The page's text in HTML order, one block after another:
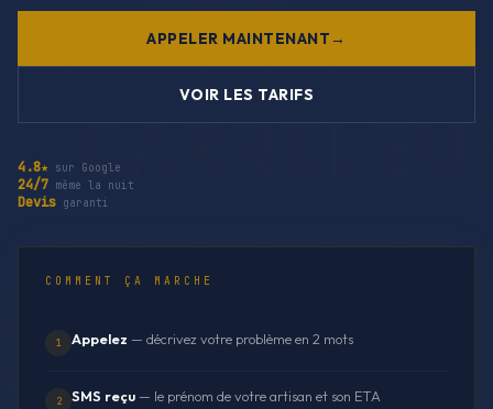
APPELER MAINTENANT
VOIR LES TARIFS
4.8★ sur Google
24/7 même la nuit
Devis garanti
COMMENT ÇA MARCHE
1 Appelez — décrivez votre problème en 2 mots
2 SMS reçu — le prénom de votre artisan et son ETA